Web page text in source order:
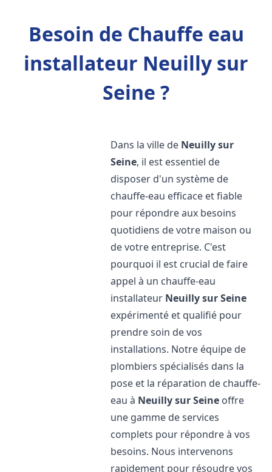
Besoin de Chauffe eau
installateur Neuilly sur
Seine ?
Dans la ville de Neuilly sur
Seine, il est essentiel de
disposer d'un système de
chauffe-eau efficace et fiable
pour répondre aux besoins
quotidiens de votre maison ou
de votre entreprise. C'est
pourquoi il est crucial de faire
appel à un chauffe-eau
installateur Neuilly sur Seine
expérimenté et qualifié pour
prendre soin de vos
installations. Notre équipe de
plombiers spécialisés dans la
pose et la réparation de chauffe-
eau à Neuilly sur Seine offre
une gamme de services
complets pour répondre à vos
besoins. Nous intervenons
rapidement pour résoudre vos